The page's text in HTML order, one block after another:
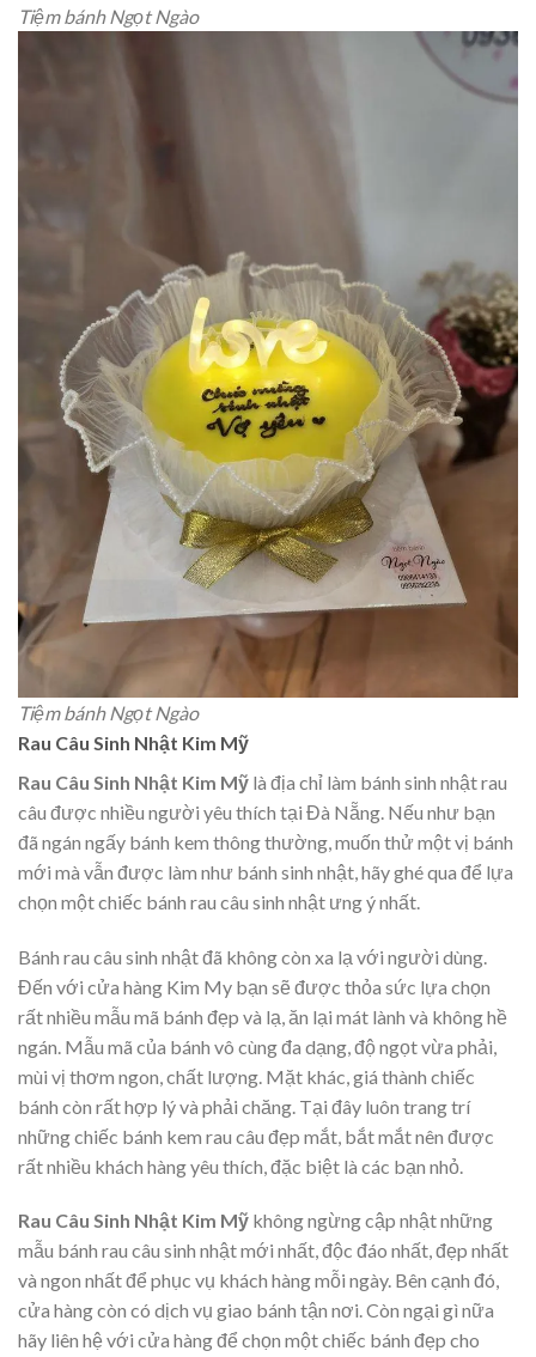
Tiệm bánh Ngọt Ngào
Tiệm bánh Ngọt Ngào
Rau Câu Sinh Nhật Kim Mỹ
Rau Câu Sinh Nhật Kim Mỹ là địa chỉ làm bánh sinh nhật rau
câu được nhiều người yêu thích tại Đà Nẵng. Nếu như bạn
đã ngán ngấy bánh kem thông thường, muốn thử một vị bánh
mới mà vẫn được làm như bánh sinh nhật, hãy ghé qua để lựa
chọn một chiếc bánh rau câu sinh nhật ưng ý nhất.
Bánh rau câu sinh nhật đã không còn xa lạ với người dùng.
Đến với cửa hàng Kim My bạn sẽ được thỏa sức lựa chọn
rất nhiều mẫu mã bánh đẹp và lạ, ăn lại mát lành và không hề
ngán. Mẫu mã của bánh vô cùng đa dạng, độ ngọt vừa phải,
mùi vị thơm ngon, chất lượng. Mặt khác, giá thành chiếc
bánh còn rất hợp lý và phải chăng. Tại đây luôn trang trí
những chiếc bánh kem rau câu đẹp mắt, bắt mắt nên được
rất nhiều khách hàng yêu thích, đặc biệt là các bạn nhỏ.
Rau Câu Sinh Nhật Kim Mỹ không ngừng cập nhật những
mẫu bánh rau câu sinh nhật mới nhất, độc đáo nhất, đẹp nhất
và ngon nhất để phục vụ khách hàng mỗi ngày. Bên cạnh đó,
cửa hàng còn có dịch vụ giao bánh tận nơi. Còn ngại gì nữa
hãy liên hệ với cửa hàng để chọn một chiếc bánh đẹp cho